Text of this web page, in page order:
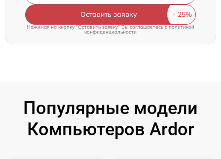
Оставить заявку
Нажимая на кнопку "Оставить заявку" Вы соглашаетесь cполитикой
конфиденциальности
Популярные модели
Компьютеров Ardor